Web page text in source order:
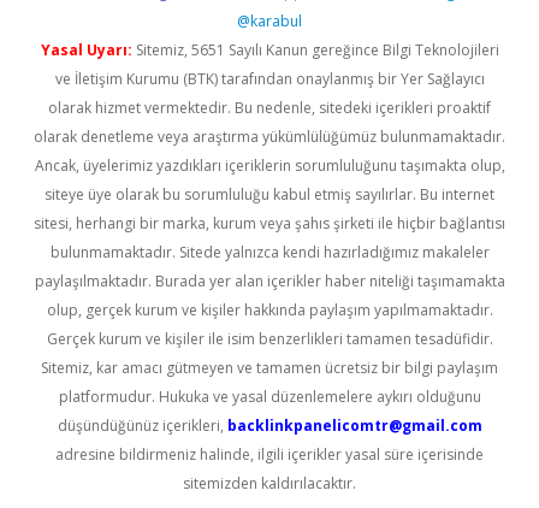
@karabul
Yasal Uyarı: Sitemiz, 5651 Sayılı Kanun gereğince Bilgi Teknolojileri
ve İletişim Kurumu (BTK) tarafından onaylanmış bir Yer Sağlayıcı
olarak hizmet vermektedir. Bu nedenle, sitedeki içerikleri proaktif
olarak denetleme veya araştırma yükümlülüğümüz bulunmamaktadır.
Ancak, üyelerimiz yazdıkları içeriklerin sorumluluğunu taşımakta olup,
siteye üye olarak bu sorumluluğu kabul etmiş sayılırlar. Bu internet
sitesi, herhangi bir marka, kurum veya şahıs şirketi ile hiçbir bağlantısı
bulunmamaktadır. Sitede yalnızca kendi hazırladığımız makaleler
paylaşılmaktadır. Burada yer alan içerikler haber niteliği taşımamakta
olup, gerçek kurum ve kişiler hakkında paylaşım yapılmamaktadır.
Gerçek kurum ve kişiler ile isim benzerlikleri tamamen tesadüfidir.
Sitemiz, kar amacı gütmeyen ve tamamen ücretsiz bir bilgi paylaşım
platformudur. Hukuka ve yasal düzenlemelere aykırı olduğunu
düşündüğünüz içerikleri, backlinkpanelicomtr@gmail.com
adresine bildirmeniz halinde, ilgili içerikler yasal süre içerisinde
sitemizden kaldırılacaktır.